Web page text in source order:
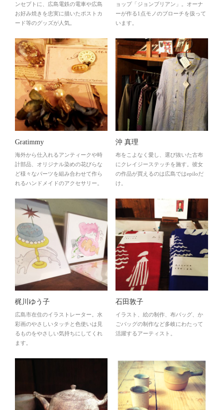
ンセプトに、広島電鉄の電車や広島
お好み焼きを忠実に描いたポストカ
ード等のグッズが人気。
ョップ「ジョンブリアン」。オーナ
ーが作る1点モノのブローチを扱って
います。
Gratimmy
海外から仕入れるアンティークや時
計部品、オリジナル染めの花びらな
ど様々なパーツを組み合わせて作ら
れるハンドメイドのアクセサリー。
沖 真理
布をこよなく愛し、選び抜いた古布
にクレイジーステッチを施す。彼女
の作品が買えるのは広島ではepiloだ
け。
梶川ゆう子
広島市在住のイラストレーター。水
彩画のやさしいタッチと色使いは見
るものをやさしい気持ちにしてくれ
ます。
石田敦子
イラスト、絵の制作、布バッグ、か
ごバッグの制作など多岐にわたって
活躍するアーティスト。